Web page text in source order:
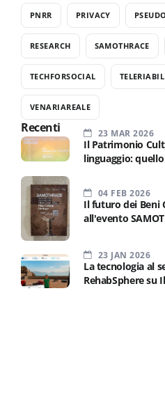
PNRR PRIVACY
RESEARCH SAMOTHRACE
TECHFORSOCIAL
VENARIAREALE
Recenti 23 MAR 2026
Il Patrimonio
linguaggio: quello
04 FEB 2026
Il futuro dei Beni
all'evento
23 JAN 2026
La tecnologia al
RehabSphere su